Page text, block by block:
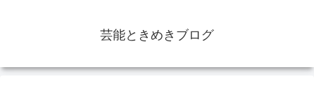
芸能ときめきブログ